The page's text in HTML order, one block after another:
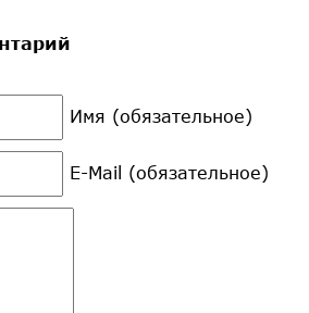
Имя (обязательное)
E-Mail (обязательное)